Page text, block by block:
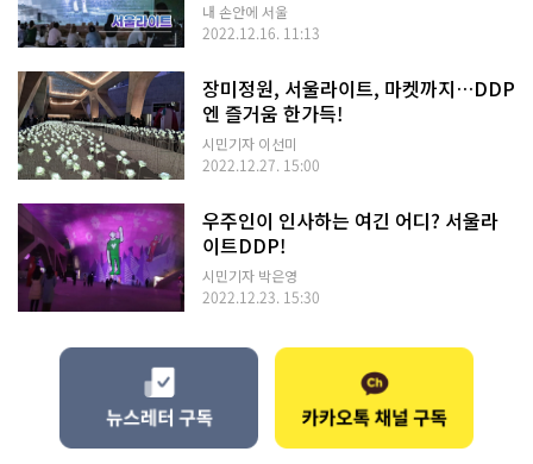
내 손안에 서울
2022.12.16. 11:13
장미정원, 서울라이트, 마켓까지…DDP
엔 즐거움 한가득!
시민기자 이선미
2022.12.27. 15:00
우주인이 인사하는 여긴 어디? 서울라
이트DDP!
시민기자 박은영
2022.12.23. 15:30